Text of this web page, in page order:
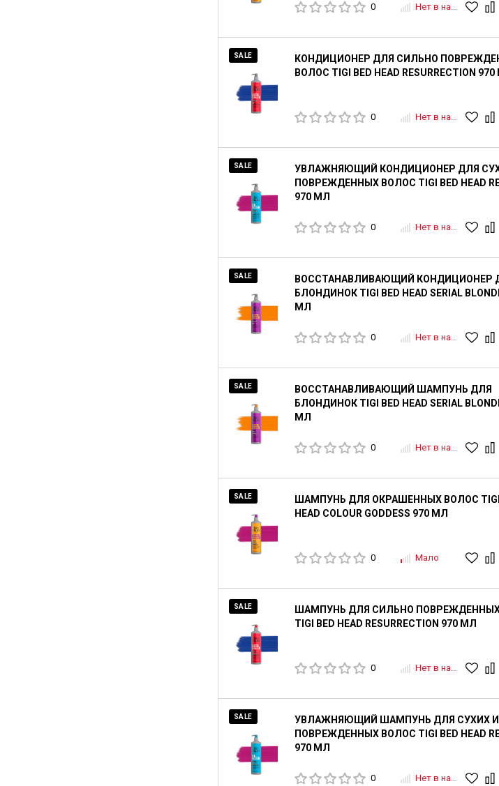
0 Нет в наличии
SALE
КОНДИЦИОНЕР ДЛЯ СИЛЬНО
ВОЛОС TIGI BED HEAD RESURRECTION
0 Нет в наличии
SALE
УВЛАЖНЯЮЩИЙ КОНДИЦИОНЕР ДЛЯ
ПОВРЕЖДЕННЫХ ВОЛОС TIGI BED HEAD
970 МЛ
0 Нет в наличии
SALE
ВОССТАНАВЛИВАЮЩИЙ КОНДИЦИОНЕР
БЛОНДИНОК TIGI BED HEAD SERIAL
МЛ
0 Нет в наличии
SALE
ВОССТАНАВЛИВАЮЩИЙ ШАМПУНЬ ДЛЯ
БЛОНДИНОК TIGI BED HEAD SERIAL
МЛ
0 Нет в наличии
SALE
ШАМПУНЬ ДЛЯ ОКРАШЕННЫХ ВОЛОС TIGI
HEAD COLOUR GODDESS 970 МЛ
0 Мало
SALE
ШАМПУНЬ ДЛЯ СИЛЬНО
TIGI BED HEAD RESURRECTION 970 МЛ
0 Нет в наличии
SALE
УВЛАЖНЯЮЩИЙ ШАМПУНЬ ДЛЯ СУХИХ И
ПОВРЕЖДЕННЫХ ВОЛОС TIGI BED HEAD
970 МЛ
0 Нет в наличии